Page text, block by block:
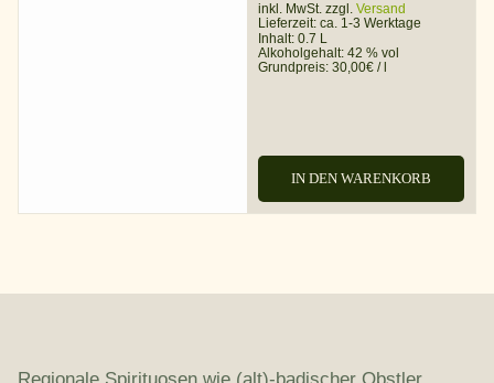
inkl. MwSt. zzgl. Versand
Lieferzeit: ca. 1-3 Werktage
Inhalt: 0.7 L
Alkoholgehalt: 42 % vol
Grundpreis: 30,00€ /
IN DEN WARENKORB
Regionale Spirituosen wie (alt)-badischer Obstler,